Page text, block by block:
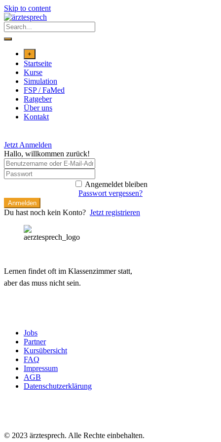
Skip to content
+
Startseite
Kurse
Simulation
FSP / FaMed
Ratgeber
Über uns
Kontakt
Jetzt Anmelden
Hallo, willkommen zurück!
Angemeldet bleiben
Passwort vergessen?
Anmelden
Du hast noch kein Konto? Jetzt registrieren
Lernen findet oft im Klassenzimmer statt,
aber das muss nicht sein.
Jobs
Partner
Kursübersicht
FAQ
Impressum
AGB
Datenschutzerklärung
© 2023 ärztesprech. Alle Rechte einbehalten.